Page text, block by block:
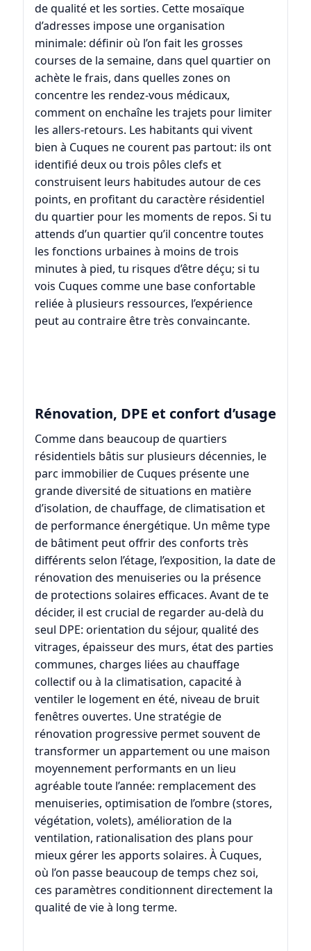
de qualité et les sorties. Cette mosaïque
d’adresses impose une organisation
minimale: définir où l’on fait les grosses
courses de la semaine, dans quel quartier on
achète le frais, dans quelles zones on
concentre les rendez-vous médicaux,
comment on enchaîne les trajets pour limiter
les allers-retours. Les habitants qui vivent
bien à Cuques ne courent pas partout: ils ont
identifié deux ou trois pôles clefs et
construisent leurs habitudes autour de ces
points, en profitant du caractère résidentiel
du quartier pour les moments de repos. Si tu
attends d’un quartier qu’il concentre toutes
les fonctions urbaines à moins de trois
minutes à pied, tu risques d’être déçu; si tu
vois Cuques comme une base confortable
reliée à plusieurs ressources, l’expérience
peut au contraire être très convaincante.
Rénovation, DPE et confort d’usage
Comme dans beaucoup de quartiers
résidentiels bâtis sur plusieurs décennies, le
parc immobilier de Cuques présente une
grande diversité de situations en matière
d’isolation, de chauffage, de climatisation et
de performance énergétique. Un même type
de bâtiment peut offrir des conforts très
différents selon l’étage, l’exposition, la date de
rénovation des menuiseries ou la présence
de protections solaires efficaces. Avant de te
décider, il est crucial de regarder au-delà du
seul DPE: orientation du séjour, qualité des
vitrages, épaisseur des murs, état des parties
communes, charges liées au chauffage
collectif ou à la climatisation, capacité à
ventiler le logement en été, niveau de bruit
fenêtres ouvertes. Une stratégie de
rénovation progressive permet souvent de
transformer un appartement ou une maison
moyennement performants en un lieu
agréable toute l’année: remplacement des
menuiseries, optimisation de l’ombre (stores,
végétation, volets), amélioration de la
ventilation, rationalisation des plans pour
mieux gérer les apports solaires. À Cuques,
où l’on passe beaucoup de temps chez soi,
ces paramètres conditionnent directement la
qualité de vie à long terme.